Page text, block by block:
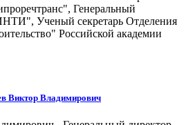
Генеральный
Ученый секретарь Отделения
Российской академии
Виктор Владимирович